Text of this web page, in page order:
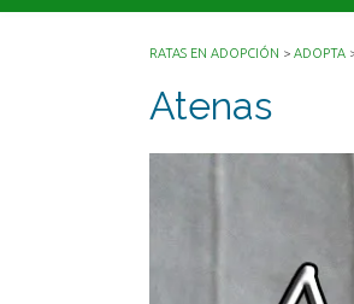
RATAS EN ADOPCIÓN > ADOPTA
Atenas